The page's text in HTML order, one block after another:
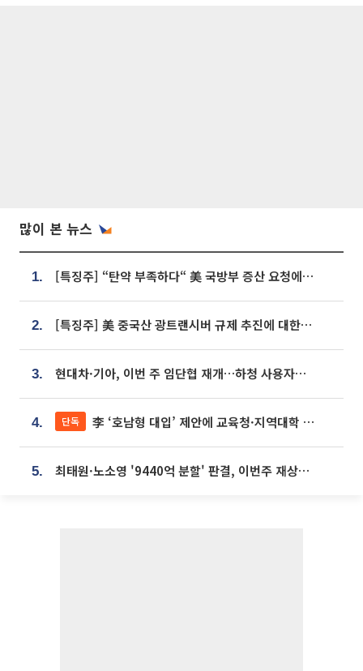
많이 본 뉴스
1. [특징주] “탄약 부족하다“ 美 국방부 증산 요청에⋯국내 방산주 급등세
2. [특징주] 美 중국산 광트랜시버 규제 추진에 대한광통신 등 광통신株 강세
3. 현대차·기아, 이번 주 임단협 재개…하청 사용자성 재심도 ‘변수’
4. 단독 李 ‘호남형 대입’ 제안에 교육청·지역대학 서·논술형 입시 연계 '착수'
5. 최태원·노소영 '9440억 분할' 판결, 이번주 재상고 여부 주목